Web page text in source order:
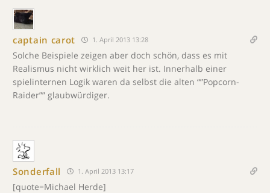
captain carot 1. April 2013 13:28
Solche Beispiele zeigen aber doch schön, dass es mit
Realismus nicht wirklich weit her ist. Innerhalb einer
spielinternen Logik waren da selbst die alten “”Popcorn-
Raider”” glaubwürdiger.
Sonderfall 1. April 2013 13:17
[quote=Michael Herde]